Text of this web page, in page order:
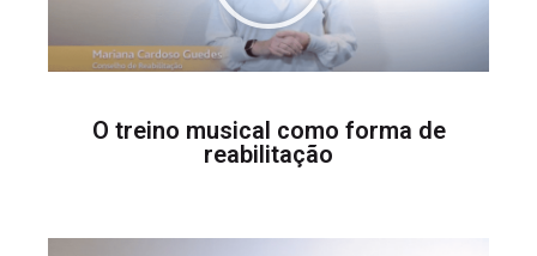
O treino musical como forma de
reabilitação